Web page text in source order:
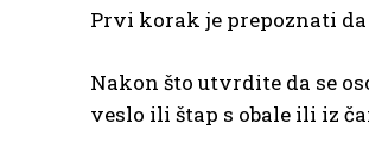
Prvi korak je prepoznati
Nakon što utvrdite da se
veslo ili štap s obale ili iz